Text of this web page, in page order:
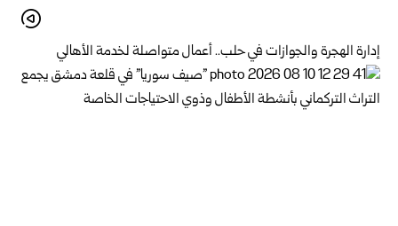
إدارة الهجرة والجوازات في حلب.. أعمال متواصلة لخدمة الأهالي